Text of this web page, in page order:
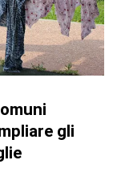
gli